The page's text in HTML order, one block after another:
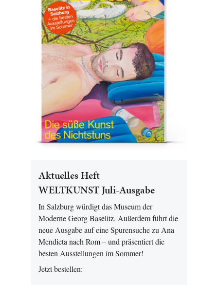
Aktuelles Heft
WELTKUNST Juli-Ausgabe
In Salzburg würdigt das Museum der
Moderne Georg Baselitz. Außerdem führt die
neue Ausgabe auf eine Spurensuche zu Ana
Mendieta nach Rom – und präsentiert die
besten Ausstellungen im Sommer!
Jetzt bestellen: